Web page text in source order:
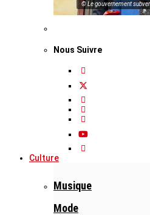
© Le gouvernement
Nous Suivre
Culture
Musique
Mode